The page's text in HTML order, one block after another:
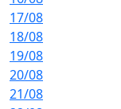
17/08
18/08
19/08
20/08
21/08